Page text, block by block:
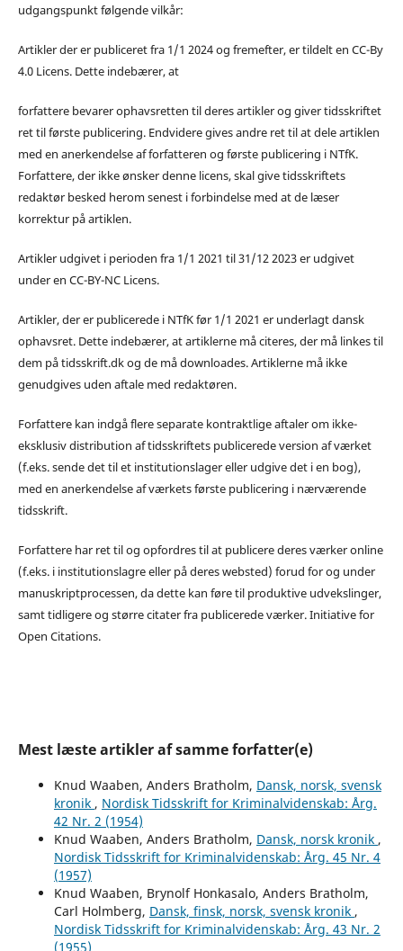
udgangspunkt følgende vilkår:
Artikler der er publiceret fra 1/1 2024 og fremefter, er tildelt en CC-By
4.0 Licens. Dette indebærer, at
forfattere bevarer ophavsretten til deres artikler og giver tidsskriftet
ret til første publicering. Endvidere gives andre ret til at dele artiklen
med en anerkendelse af forfatteren og første publicering i NTfK.
Forfattere, der ikke ønsker denne licens, skal give tidsskriftets
redaktør besked herom senest i forbindelse med at de læser
korrektur på artiklen.
Artikler udgivet i perioden fra 1/1 2021 til 31/12 2023 er udgivet
under en CC-BY-NC Licens.
Artikler, der er publicerede i NTfK før 1/1 2021 er underlagt dansk
ophavsret. Dette indebærer, at artiklerne må citeres, der må linkes til
dem på tidsskrift.dk og de må downloades. Artiklerne må ikke
genudgives uden aftale med redaktøren.
Forfattere kan indgå flere separate kontraktlige aftaler om ikke-
eksklusiv distribution af tidsskriftets publicerede version af værket
(f.eks. sende det til et institutionslager eller udgive det i en bog),
med en anerkendelse af værkets første publicering i nærværende
tidsskrift.
Forfattere har ret til og opfordres til at publicere deres værker online
(f.eks. i institutionslagre eller på deres websted) forud for og under
manuskriptprocessen, da dette kan føre til produktive udvekslinger,
samt tidligere og større citater fra publicerede værker. Initiative for
Open Citations.
Mest læste artikler af samme forfatter(e)
Knud Waaben, Anders Bratholm, Dansk, norsk, svensk
kronik , Nordisk Tidsskrift for Kriminalvidenskab: Årg.
42 Nr. 2 (1954)
Knud Waaben, Anders Bratholm, Dansk, norsk kronik ,
Nordisk Tidsskrift for Kriminalvidenskab: Årg. 45 Nr. 4
(1957)
Knud Waaben, Brynolf Honkasalo, Anders Bratholm,
Carl Holmberg, Dansk, finsk, norsk, svensk kronik ,
Nordisk Tidsskrift for Kriminalvidenskab: Årg. 43 Nr. 2
(1955)